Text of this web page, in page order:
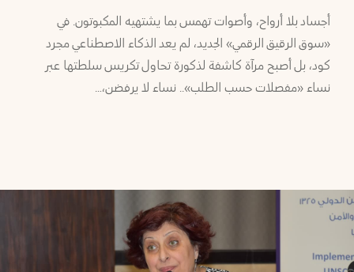
أجساد بلا أرواح، وأصوات تهمس بما يشتهيه المكبوتون. في
«سوق الرقيق الرقمي» الجديد، لم يعد الذكاء الاصطناعي مجرد
كود، بل أصبح مرآة كاشفة لذكورة تحاول تكريس سلطتها عبر
نساء «مفصلات حسب الطلب».. نساء لا يرفضن،…